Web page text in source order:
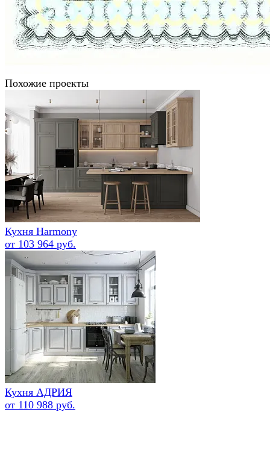
Похожие проекты
Кухня Harmony
от 103 964 руб.
Кухня АДРИЯ
от 110 988 руб.